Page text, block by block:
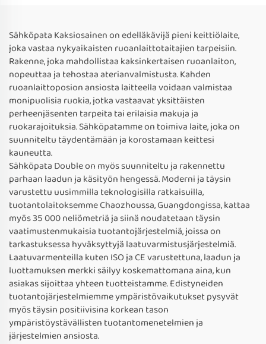
Sähköpata Kaksiosainen on edelläkävijä pieni keittiölaite,
joka vastaa nykyaikaisten ruoanlaittotaitajien tarpeisiin.
Rakenne, joka mahdollistaa kaksinkertaisen ruoanlaiton,
nopeuttaa ja tehostaa aterianvalmistusta. Kahden
ruoanlaittoposion ansiosta laitteella voidaan valmistaa
monipuolisia ruokia, jotka vastaavat yksittäisten
perheenjäsenten tarpeita tai erilaisia makuja ja
ruokarajoituksia. Sähköpatamme on toimiva laite, joka on
suunniteltu täydentämään ja korostamaan keittesi
kauneutta.
Sähköpata Double on myös suunniteltu ja rakennettu
parhaan laadun ja käsityön hengessä. Moderni ja täysin
varustettu uusimmilla teknologisilla ratkaisuilla,
tuotantolaitoksemme Chaozhoussa, Guangdongissa, kattaa
myös 35 000 neliömetriä ja siinä noudatetaan täysin
vaatimustenmukaisia tuotantojärjestelmiä, joissa on
tarkastuksessa hyväksyttyjä laatuvarmistusjärjestelmiä.
Laatuvarmenteilla kuten ISO ja CE varustettuna, laadun ja
luottamuksen merkki säilyy koskemattomana aina, kun
asiakas sijoittaa yhteen tuotteistamme. Edistyneiden
tuotantojärjestelmiemme ympäristövaikutukset pysyvät
myös täysin positiivisina korkean tason
ympäristöystävällisten tuotantomenetelmien ja
järjestelmien ansiosta.